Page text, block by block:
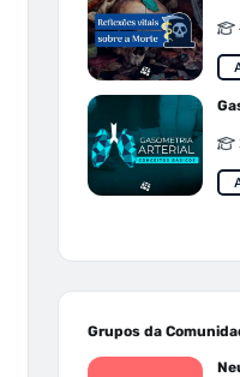
Grupos da